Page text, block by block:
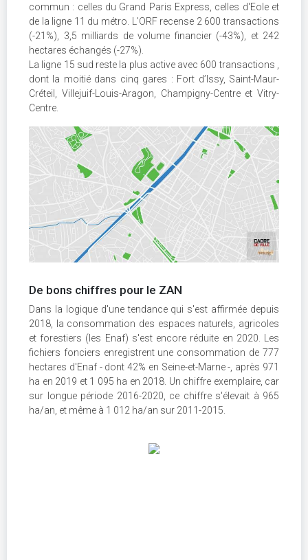
commun : celles du Grand Paris Express, celles d'Eole et
de la ligne 11 du métro. L'ORF recense 2 600 transactions
(-21%), 3,5 milliards de volume financier (-43%), et 242
hectares échangés (-27%).
La ligne 15 sud reste la plus active avec 600 transactions ,
dont la moitié dans cinq gares : Fort d’Issy, Saint-Maur-
Créteil, Villejuif-Louis-Aragon, Champigny-Centre et Vitry-
Centre.
De bons chiffres pour le ZAN
Dans la logique d'une tendance qui s'est affirmée depuis
2018, la consommation des espaces naturels, agricoles
et forestiers (les Enaf) s'est encore réduite en 2020. Les
fichiers fonciers enregistrent une consommation de 777
hectares d'Enaf - dont 42% en Seine-et-Marne -, après 971
ha en 2019 et 1 095 ha en 2018. Un chiffre exemplaire, car
sur longue période 2016-2020, ce chiffre s'élevait à 965
ha/an, et même à 1 012 ha/an sur 2011-2015.